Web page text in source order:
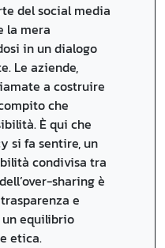
del social media
la mera
in un dialogo
Le aziende,
a costruire
che
È qui che
si fa sentire, un
condivisa tra
sharing è
e
equilibrio
etica.